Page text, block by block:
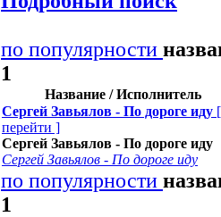
по популярности
1
Название / Исполнитель
Сергей Завьялов - По дороге иду [
перейти ]
Сергей Завьялов - По дороге иду
Сергей Завьялов - По дороге иду
по популярности
1